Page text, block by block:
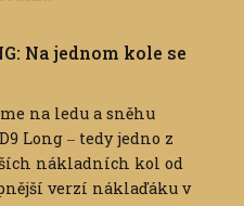
Na jednom kole se
na ledu a sněhu
Long ‒ tedy jedno z
nákladních kol od
verzí náklaďáku v